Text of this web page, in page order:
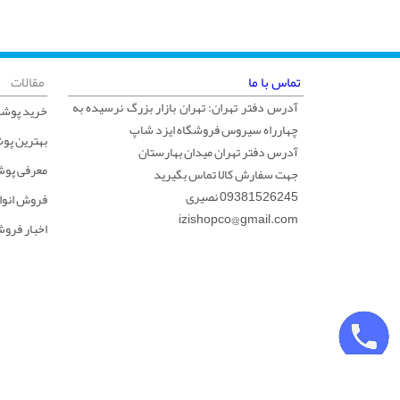
تماس با ما
آدرس دفتر تهران: تهران بازار بزرگ نرسیده به
چهارراه سیروس فروشگاه ایزد شاپ
آدرس دفتر تهران میدان بهارستان
جهت سفارش کالا تماس بگیرید
09381526245 نصیری
izishopco@gmail.com
مقالات
خرید
بهترین
معرفی
فروش
اخبار